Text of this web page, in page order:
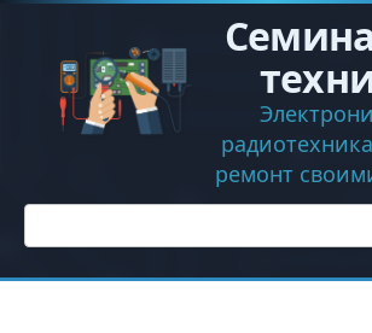
Перейти
контенту
ремонт
Поиск: